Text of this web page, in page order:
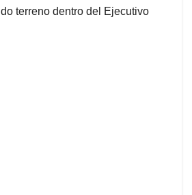
terreno dentro del Ejecutivo